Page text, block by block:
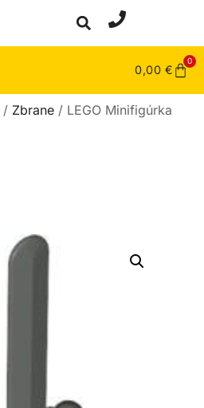
0,00 €
0
/ Zbrane / LEGO Minifigúrka